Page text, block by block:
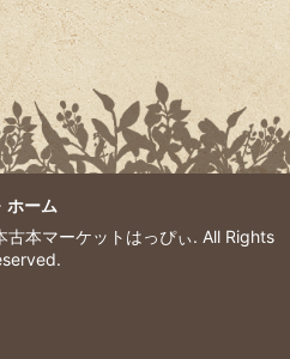
ホーム
本マーケットはっぴぃ. All Rights